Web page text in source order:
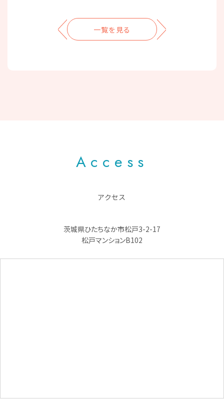
一覧を見る
Access
アクセス
茨城県ひたちなか市松戸3-2-17
松戸マンションB102